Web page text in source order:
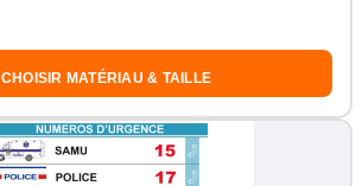
CHOISIR MATÉRIAU & TAILLE